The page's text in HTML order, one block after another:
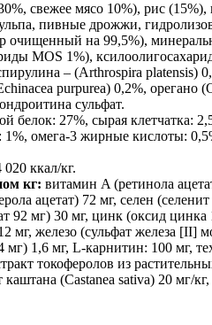
свежее мясо 10%), рис
пивные дрожжи,
на 99,5%),
МОS 1%),
– (Arthrospira platensis)
purpurea) 0,2%,
сульфат.
белок: 27%, сырая клетчатка:
1%, омега-3 жирные кислоты:
020 ккал/кг.
кг: витамин A (ретинола
ацетат) 72 мг, селен
92 мг) 30 мг, цинк (оксид цинка
мг, железо (сульфат железа [II]
мг) 1,6 мг, L-карнитин: 100 мг,
токоферолов из
каштана (Castanea sativa) 20 мг/